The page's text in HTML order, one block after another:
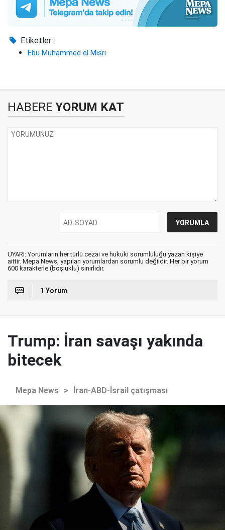
Etiketler :
Ebu Muhammed el Mısri
HABERE YORUM KAT
UYARI: Yorumların her türlü cezai ve hukuki sorumluluğu yazan kişiye
aittir. Mepa News, yapılan yorumlardan sorumlu değildir. Her bir yorum
600 karakterle (boşluklu) sınırlıdır.
1 Yorum
Trump: İran savaşı yakında
bitecek
Mepa News > İran-ABD-İsrail çatışması